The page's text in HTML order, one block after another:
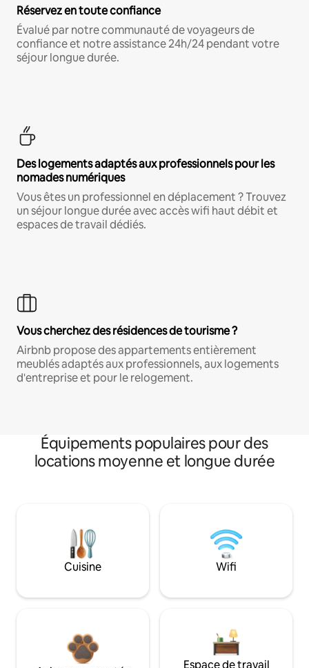
Réservez en toute confiance
Évalué par notre communauté de voyageurs de
confiance et notre assistance 24h/24 pendant votre
séjour longue durée.
Des logements adaptés aux professionnels pour les
nomades numériques
Vous êtes un professionnel en déplacement ? Trouvez
un séjour longue durée avec accès wifi haut débit et
espaces de travail dédiés.
Vous cherchez des résidences de tourisme ?
Airbnb propose des appartements entièrement
meublés adaptés aux professionnels, aux logements
d'entreprise et pour le relogement.
Équipements populaires pour des
locations moyenne et longue durée
Cuisine Wifi
Espace de travail